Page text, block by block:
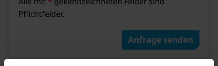
Pflichtfelder.
Anfrage senden